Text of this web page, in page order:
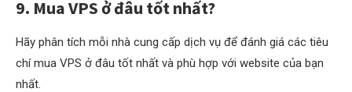
9. Mua VPS ở đâu tốt nhất?
Hãy phân tích mỗi nhà cung cấp dịch vụ để đánh giá các tiêu
chí mua VPS ở đâu tốt nhất và phù hợp với website của bạn
nhất.